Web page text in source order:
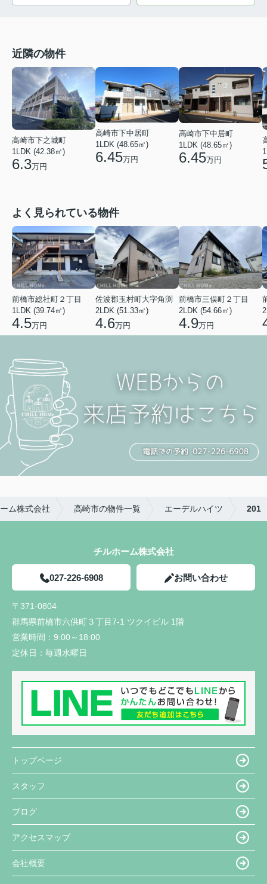
近隣の物件
高崎市下之城町
1LDK (42.38㎡)
6.3万円
高崎市下中居町
1LDK (48.65㎡)
6.45万円
高崎市下中居町
1LDK (48.65㎡)
6.45万円
よく見られている物件
前橋市総社町２丁目
1LDK (39.74㎡)
4.5万円
佐波郡玉村町大字角渕
2LDK (51.33㎡)
4.6万円
前橋市三俣町２丁目
2LDK (54.66㎡)
4.9万円
ム株式会社 高崎市の物件一覧 エーデルハイツ 201
チルホーム株式会社
027-226-6908 お問い合わせ
〒371-0804
群馬県前橋市六供町３丁目7-1 ツクイビル 1階
営業時間： 9:00～18:00
定休日： 毎週水曜日
トップページ
スタッフ
ブログ
アクセスマップ
会社概要